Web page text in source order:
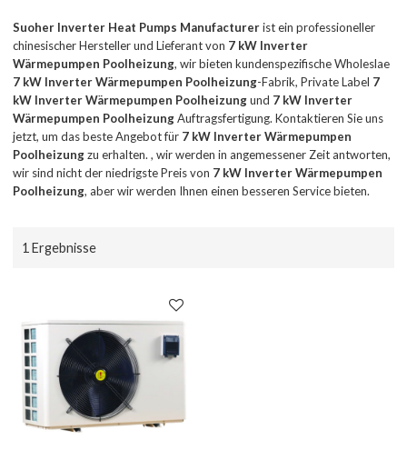
Suoher Inverter Heat Pumps Manufacturerist ein professioneller
chinesischer Hersteller und Lieferant von 7 kW Inverter
Wärmepumpen Poolheizung, wir bieten kundenspezifische Wholeslae
7 kW Inverter Wärmepumpen Poolheizung-Fabrik, Private Label 7
kW Inverter Wärmepumpen Poolheizungund 7 kW Inverter
Wärmepumpen PoolheizungAuftragsfertigung. Kontaktieren Sie uns
jetzt, um das beste Angebot für 7 kW Inverter Wärmepumpen
Poolheizungzu erhalten. , wir werden in angemessener Zeit antworten,
wir sind nicht der niedrigste Preis von 7 kW Inverter Wärmepumpen
Poolheizung, aber wir werden Ihnen einen besseren Service bieten.
1 Ergebnisse